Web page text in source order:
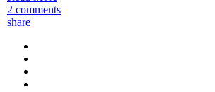
2 comments
share